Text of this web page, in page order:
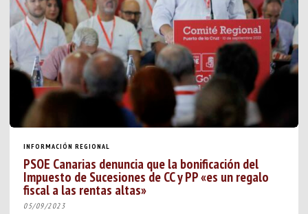
INFORMACIÓN REGIONAL
PSOE Canarias denuncia que la bonificación del
Impuesto de Sucesiones de CC y PP «es un regalo
fiscal a las rentas altas»
05/09/2023